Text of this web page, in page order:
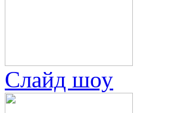
Слайд шоу